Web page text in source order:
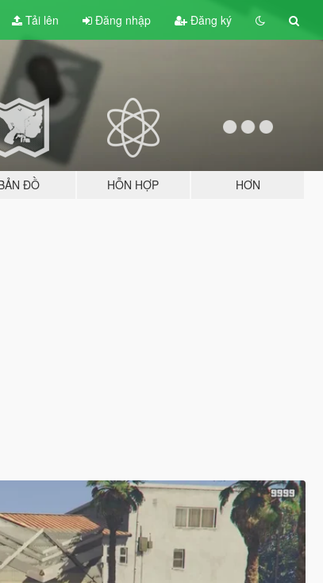
Tải lên Đăng nhập Đăng ký
ĐỒ HỖN HỢP HƠN